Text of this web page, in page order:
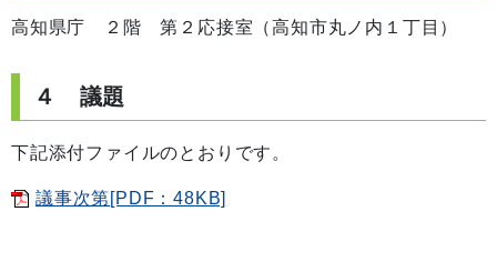
高知県庁 ２階 第２応接室（高知市丸ノ内１丁目）
４ 議題
下記添付ファイルのとおりです。
議事次第[PDF：48KB]